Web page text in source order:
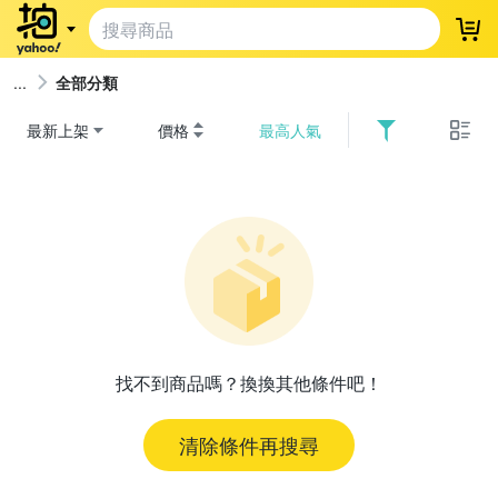
登
全部分類
最新上架 價格 最高人氣
找不到商品嗎？換換其他條件吧！
清除條件再搜尋